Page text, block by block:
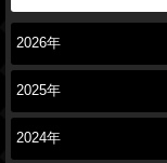
2026年
2025年
2024年